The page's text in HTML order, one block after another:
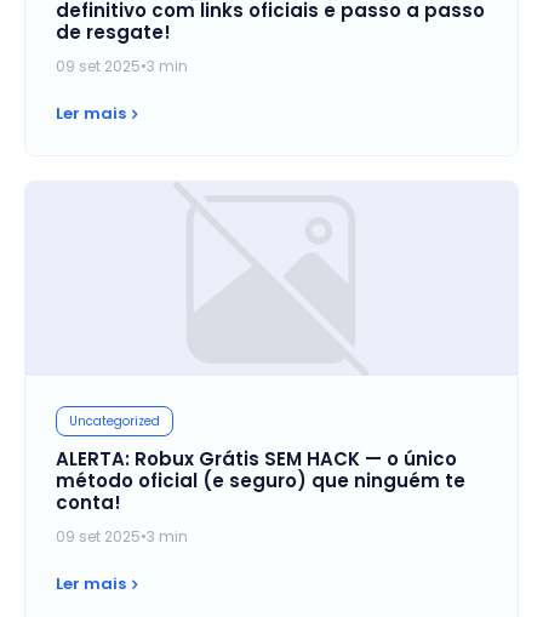
definitivo com links oficiais e passo a passo
de resgate!
09 set 2025•3 min
Ler mais
Uncategorized
ALERTA: Robux Grátis SEM HACK — o único
método oficial (e seguro) que ninguém te
conta!
09 set 2025•3 min
Ler mais